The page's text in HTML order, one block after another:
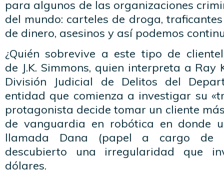
para algunos de las organizaciones
del mundo: carteles de droga,
de dinero, asesinos y así podemos
¿Quién sobrevive a este tipo de
de J.K. Simmons, quien interpreta a
División Judicial de Delitos del
entidad que comienza a investigar su
protagonista decide tomar un cliente
de vanguardia en robótica en donde
llamada Dana (papel a cargo de
descubierto una irregularidad que
dólares.